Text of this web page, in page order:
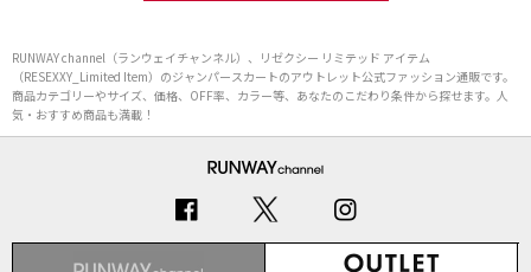
RUNWAY channel（ランウェイチャンネル）、リゼクシー リミテッド アイテム
（RESEXXY_Limited Item）のジャンパースカートのアウトレット公式ファッション通販です。
商品カテゴリーやサイズ、価格、OFF率、カラー等、あなたのこだわり条件から探せます。人
気・おすすめ商品も満載！